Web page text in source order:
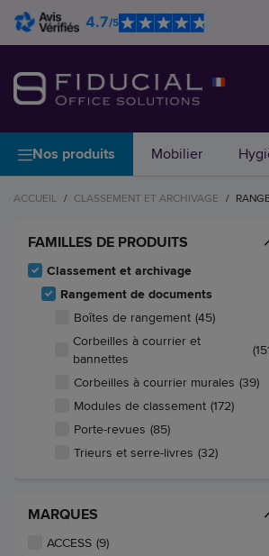
4.7/5
Nos produits Mobilier
ACCUEIL / CLASSEMENT ET ARCHIVAGE /
FAMILLES DE PRODUITS
Classement et archivage
Rangement de documents
Boîtes de rangement (45)
Corbeilles à courrier et
bannettes
Corbeilles à courrier murales (39)
Modules de classement (172)
Porte-revues (85)
Trieurs et serre-livres (32)
MARQUES
ACCESS (9)